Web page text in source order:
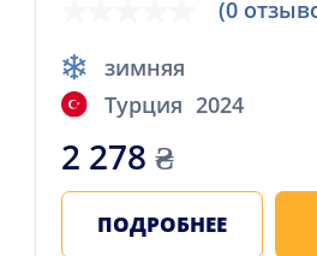
(0
зимняя
Турция 2024
2 278 ₴
ПОДРОБНЕЕ